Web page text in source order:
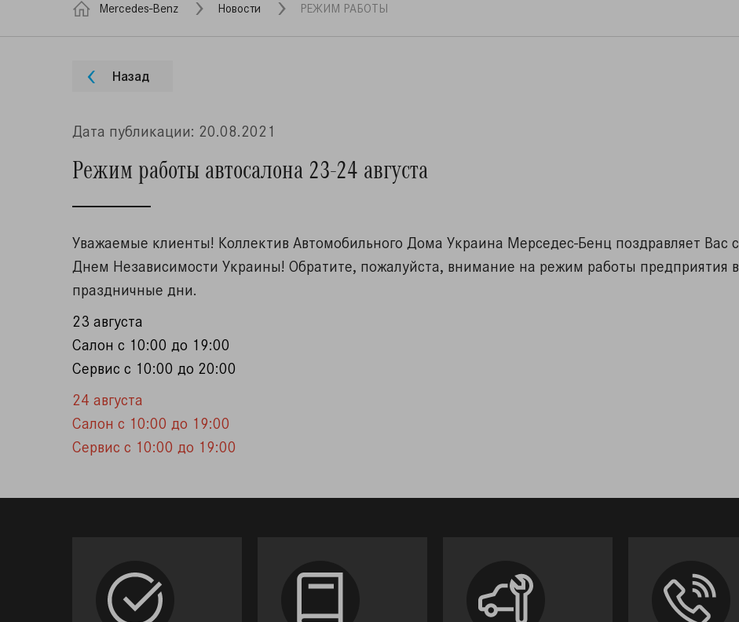
Mercedes-Benz Новости РЕЖИМ РАБОТЫ
Назад
Дата публикации: 20.08.2021
Режим работы автосалона 23-24 августа
Уважаемые клиенты! Коллектив Автомобильного Дома Украина Мерседес-Бенц поздравляет Вас с
Днем Независимости Украины! Обратите, пожалуйста, внимание на режим работы предприятия в
праздничные дни.
23 августа
Салон с 10:00 до 19:00
Сервис с 10:00 до 20:00
24 августа
Салон с 10:00 до 19:00
Сервис с 10:00 до 19:00